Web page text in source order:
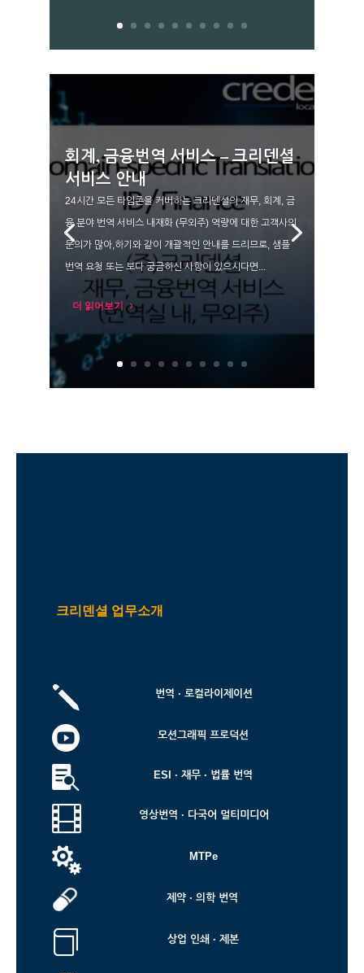
회계, 금융번역 서비스 – 크리덴셜
서비스 안내
24시간 모든 타임존을 커버하는 크리덴셜의 재무, 회계, 금
융 분야 번역 서비스 내재화 (무외주) 역량에 대한 고객사의
문의가 많아,하기와 같이 개괄적인 안내를 드리므로, 샘플
번역 요청 또는 보다 궁금하신 사항이 있으시다면...
더 읽어보기
크리덴셜 업무소개
j 번역 · 로컬라이제이션
 모션그래픽 프로덕션
 ESI · 재무 · 법률 번역
 영상번역 · 다국어 멀티미디어
 MTPe
제약 · 의학 번역
 상업 인쇄 · 제본